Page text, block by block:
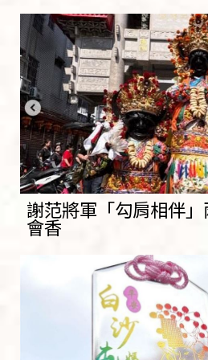
謝范將軍「勾肩相伴
會香